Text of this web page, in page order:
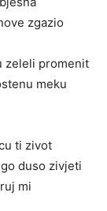
zgazio
zeleli promenit
meku
ti zivot
duso zivjeti
mi